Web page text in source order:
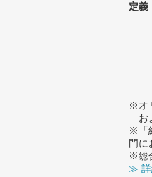
定義
※オ
お
※「
門に
※総
≫ 詳